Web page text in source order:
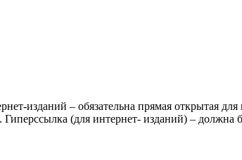
изданий – обязательна прямая открытая
Гиперссылка (для интернет- изданий) –